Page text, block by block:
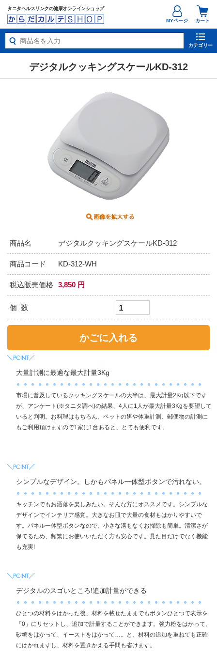
タニタヘルスリンクの健康オンラインショップ
カート
MYページ
カテゴリー
デジタルクッキングスケールKD-312
商品名 デジタルクッキングスケールKD-312
商品コード KD-312-WH
税込販売価格 3,850 円
個 数
大量計測に最適な最大計量3Kg
市場に普及しているクッキングスケールの大半は、最大計量2Kg以下です
が、アンケート(※タニタ調べ)の結果、4人に1人が最大計量3Kgを要望して
いると判明。お料理はもちろん、ペットの餌や体重計測、郵便物の計測に
もご利用頂けますので1家に1台あると、とても便利です。
シンプルなデザイン。しかもパネル一体型ボタンで汚れない。
キッチンでもお洒落を楽しみたい。そんな方にオススメです。シンプルな
デザインでインテリア感覚。大きなお皿で大量の食材もはかりやすいで
す。パネル一体型ボタンなので、小さな溝もなくお掃除も簡単。清潔さが
保てるため、頻繁にお使いいただく方も安心です。見た目だけでなく機能
も充実!
デジタルのスゴいところ!追加計量ができる
ひとつの材料をはかった後、材料を載せたままでもボタンひとつで表示を
「0」にリセットし、追加で計量することができます。強力粉をはかって、
砂糖をはかって、イーストをはかって…。と、材料の追加を重ねても正確
にはかれますし、材料を置きかえる手間も省けます。